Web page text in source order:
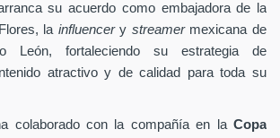
su acuerdo como embajadora de la
la influencery streamer mexicana de
León, fortaleciendo su estrategia de
atractivo y de calidad para toda su
colaborado con la compañía en la Copa